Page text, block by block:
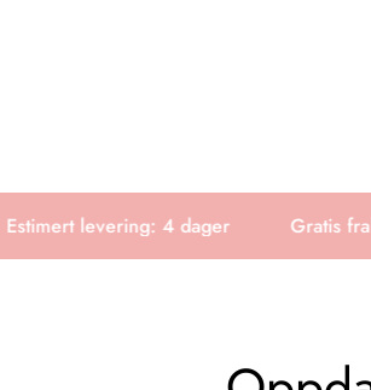
Estimert levering: 4 dager Gratis